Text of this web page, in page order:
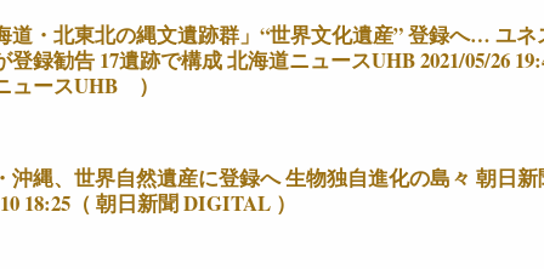
道・北東北の縄文遺跡群」“世界文化遺産” 登録へ… ユネ
登録勧告 17遺跡で構成 北海道ニュースUHB 2021/05/26
ュースUHB ）
沖縄、世界自然遺産に登録へ 生物独自進化の島々 朝日新
18:25（ 朝日新聞 DIGITAL ）